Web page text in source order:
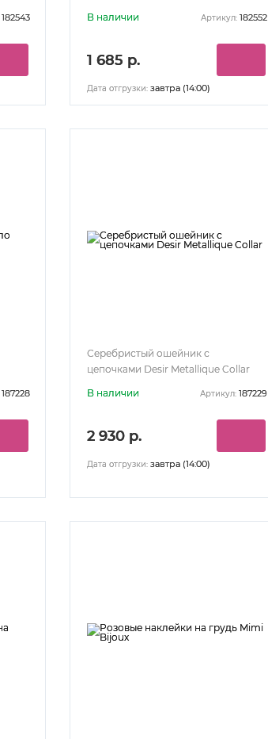
182543
В наличии
Артикул: 182552
1 685 р.
Дата отгрузки: завтра (14:00)
187228
Серебристый ошейник с
цепочками Desir Metallique Collar
В наличии
Артикул: 187229
2 930 р.
Дата отгрузки: завтра (14:00)